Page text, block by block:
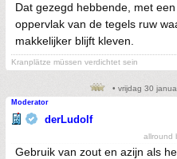
Dat gezegd hebbende, met
oppervlak van de tegels ruw
makkelijker blijft kleven.
Kranplätze müssen verdichtet sein
• vrijdag 30
Moderator
derLudolf
allround
Gebruik van zout en azijn als